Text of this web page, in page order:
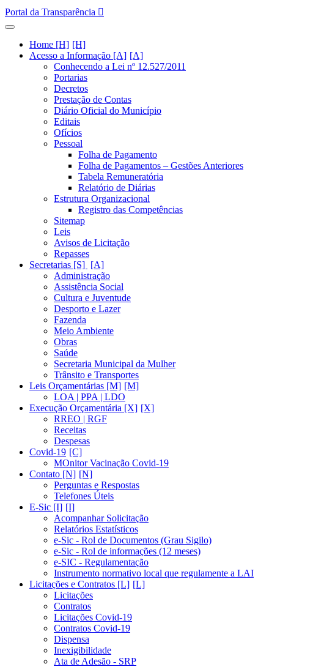
Portal da Transparência
Home [H]
Acesso a Informação [A]
Conhecendo a Lei nº 12.527/2011
Portarias
Decretos
Prestação de Contas
Diário Oficial do Município
Editais
Ofícios
Pessoal
Folha de Pagamento
Folha de Pagamentos – Gestões Anteriores
Tabela Remuneratória
Relatório de Diárias
Estrutura Organizacional
Registro das Competências
Sitemap
Leis
Avisos de Licitação
Repasses
Secretarias [S]
Administração
Assistência Social
Cultura e Juventude
Desporto e Lazer
Fazenda
Meio Ambiente
Obras
Saúde
Secretaria Municipal da Mulher
Trânsito e Transportes
Leis Orçamentárias [M]
LOA | PPA | LDO
Execução Orçamentária [X]
RREO | RGF
Receitas
Despesas
Covid-19
MOnitor Vacinação Covid-19
Contato [N]
Perguntas e Respostas
Telefones Úteis
E-Sic [I]
Acompanhar Solicitação
Relatórios Estatísticos
e-Sic - Rol de Documentos (Grau Sigilo)
e-Sic - Rol de informações (12 meses)
e-SIC - Regulamentação
Instrumento normativo local que regulamente a LAI
Licitações e Contratos [L]
Licitações
Contratos
Licitações Covid-19
Contratos Covid-19
Dispensa
Inexigibilidade
Ata de Adesão - SRP